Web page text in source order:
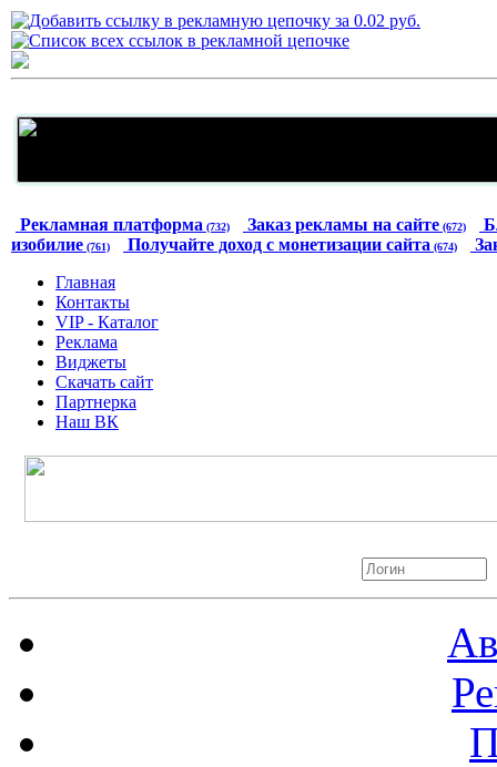
Рекламная платформа (732) Заказ рекламы на сайте (672)
изобилие (761) Получайте доход с монетизации сайта (674)
Главная
Контакты
VIP - Каталог
Реклама
Виджеты
Скачать сайт
Партнерка
Наш ВК